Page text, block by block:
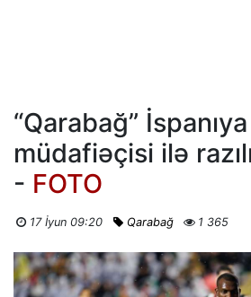
“Qarabağ”
müdafiəçisi ilə
- FOTO
17 İyun 09:20 Qarabağ 1 365